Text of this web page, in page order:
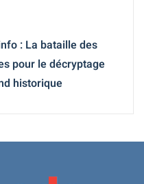
: La bataille des
pour le décryptage
historique